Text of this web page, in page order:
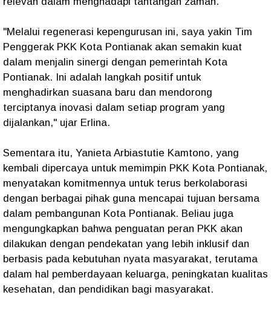
"Melalui regenerasi kepengurusan ini, saya yakin Tim
Penggerak PKK Kota Pontianak akan semakin kuat
dalam menjalin sinergi dengan pemerintah Kota
Pontianak. Ini adalah langkah positif untuk
menghadirkan suasana baru dan mendorong
terciptanya inovasi dalam setiap program yang
dijalankan," ujar Erlina.
Sementara itu, Yanieta Arbiastutie Kamtono, yang
kembali dipercaya untuk memimpin PKK Kota Pontianak,
menyatakan komitmennya untuk terus berkolaborasi
dengan berbagai pihak guna mencapai tujuan bersama
dalam pembangunan Kota Pontianak. Beliau juga
mengungkapkan bahwa penguatan peran PKK akan
dilakukan dengan pendekatan yang lebih inklusif dan
berbasis pada kebutuhan nyata masyarakat, terutama
dalam hal pemberdayaan keluarga, peningkatan kualitas
kesehatan, dan pendidikan bagi masyarakat.